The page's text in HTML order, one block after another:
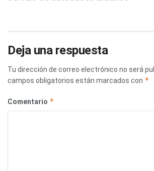
Deja una respuesta
Tu dirección de correo electrónico no será
campos obligatorios están marcados con *
Comentario *